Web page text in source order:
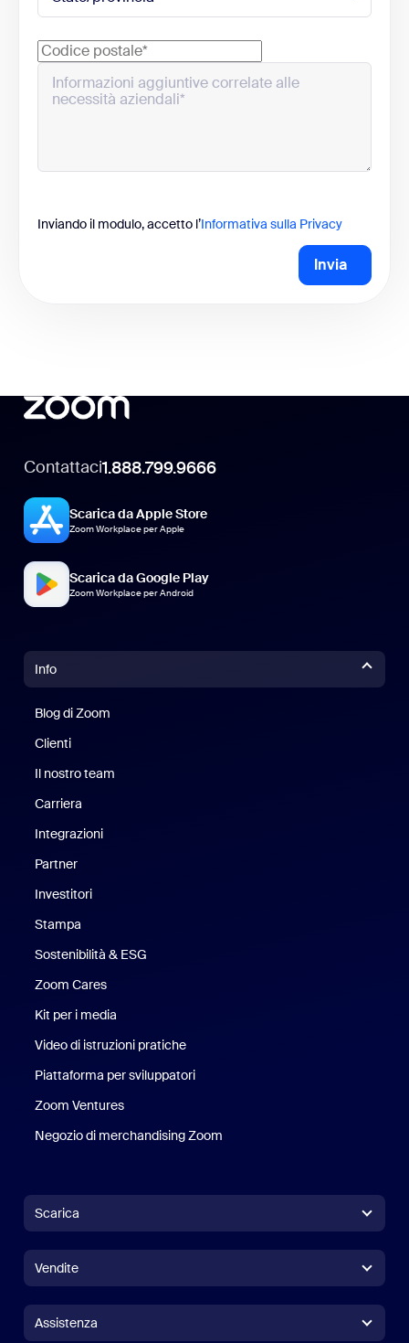
Inviando il modulo, accetto l’Informativa sulla Privacy
Invia
Contattaci1.888.799.9666
Scarica da Apple Store
Zoom Workplace per Apple
Scarica da Google Play
Zoom Workplace per Android
Info
Blog di Zoom
Clienti
Il nostro team
Carriera
Integrazioni
Partner
Investitori
Stampa
Sostenibilità & ESG
Zoom Cares
Kit per i media
Video di istruzioni pratiche
Piattaforma per sviluppatori
Zoom Ventures
Negozio di merchandising Zoom
Scarica
App Zoom RoomsApp Zoom Rooms
Controller per Zoom Rooms
Vendite
Assistenza
Assistenza